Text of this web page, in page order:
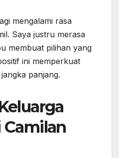
mengalami rasa
Saya justru merasa
membuat pilihan yang
ini memperkuat
panjang.